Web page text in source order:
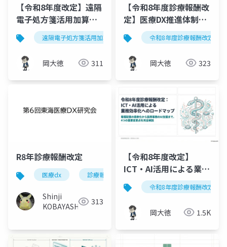
【令和8年度改定】遠隔
電子処方箋活用加算の
完全ガイド｜オンライ
ン診療の算定要件と導
入ステップ
遠隔電子処方箋活用加算 令和8年度診療報酬改定
岡大徳 311
【令和8年度診療報酬改
定】医療DX推進体制整
備加算の再編を図解で
完全解説
令和8年度診療報酬改定
岡大徳 323
R8年診療報酬改定
医療dx 診療報酬改定
Shinji
KOBAYASHI
313
【令和8年度改定】
ICT・AI活用による業務
効率化への4つの改定項
目｜看護配置の柔軟化
から事務簡素化まで
令和8年度診療報酬改定
岡大徳 1.5K